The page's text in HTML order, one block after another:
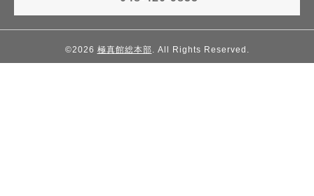
©2026 極真館総本部. All Rights Reserved.